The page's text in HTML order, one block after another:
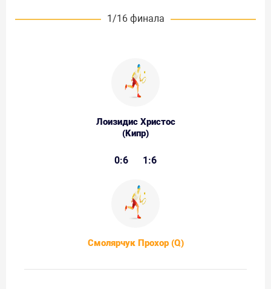
1/16 финала
Лоизидис Христос
(Кипр)
0:6 1:6
Смолярчук Прохор (Q)